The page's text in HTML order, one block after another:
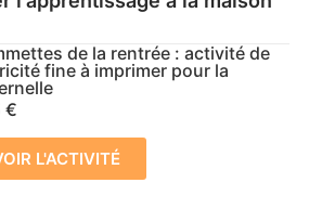
de la rentrée : activité de
fine à imprimer pour la
€
L'ACTIVITÉ